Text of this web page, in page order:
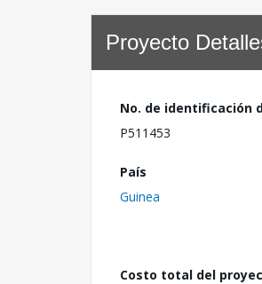
Proyecto
No. de identificación
P511453
País
Guinea
Costo total del